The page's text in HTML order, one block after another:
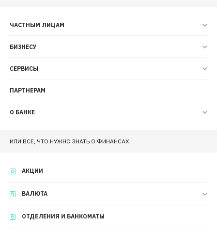
ЧАСТНЫМ ЛИЦАМ
БИЗНЕСУ
СЕРВИСЫ
ПАРТНЕРАМ
О БАНКЕ
ИЛИ ВСЕ, ЧТО НУЖНО ЗНАТЬ О ФИНАНСАХ
АКЦИИ
ВАЛЮТА
ОТДЕЛЕНИЯ И БАНКОМАТЫ